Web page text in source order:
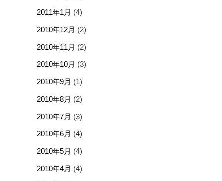
2011年1月 (4)
2010年12月 (2)
2010年11月 (2)
2010年10月 (3)
2010年9月 (1)
2010年8月 (2)
2010年7月 (3)
2010年6月 (4)
2010年5月 (4)
2010年4月 (4)